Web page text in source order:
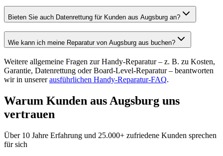
Bieten Sie auch Datenrettung für Kunden aus Augsburg an?
Wie kann ich meine Reparatur von Augsburg aus buchen?
Weitere allgemeine Fragen zur Handy-Reparatur – z. B. zu Kosten,
Garantie, Datenrettung oder Board-Level-Reparatur – beantworten
wir in unserer ausführlichen Handy-Reparatur-FAQ.
Warum Kunden aus Augsburg uns
vertrauen
Über 10 Jahre Erfahrung und 25.000+ zufriedene Kunden sprechen
für sich